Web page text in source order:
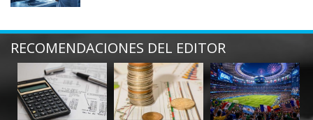
RECOMENDACIONES DEL EDITOR